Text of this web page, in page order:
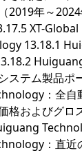
2019年～
XT-
13.18.1
ステム製品ポ
：全自
格およびグロ
：直近